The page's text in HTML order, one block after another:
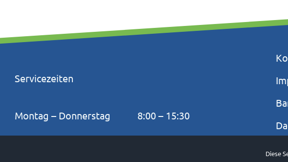
Servicezeiten
Montag – Donnerstag 8:00 – 15:30
Diese